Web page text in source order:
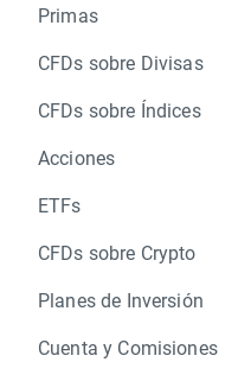
Primas
CFDs sobre Divisas
CFDs sobre Índices
Acciones
ETFs
CFDs sobre Crypto
Planes de Inversión
Cuenta y Comisiones